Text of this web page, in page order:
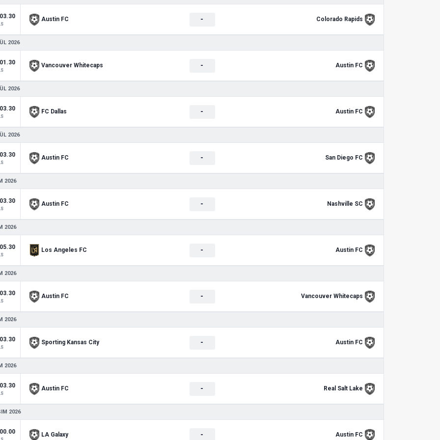
03.30 Austin FC - Colorado Rapids
2026
01.30 Vancouver Whitecaps - Austin FC
2026
03.30 FC Dallas - Austin FC
2026
03.30 Austin FC - San Diego FC
2026
03.30 Austin FC - Nashville SC
2026
05.30 Los Angeles FC - Austin FC
2026
03.30 Austin FC - Vancouver Whitecaps
2026
03.30 Sporting Kansas City - Austin FC
2026
03.30 Austin FC - Real Salt Lake
2026
00.00 LA Galaxy - Austin FC